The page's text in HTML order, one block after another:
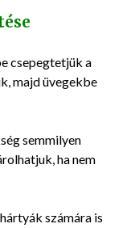
csepegtetjük a
majd üvegekbe
semmilyen
ha nem
számára is